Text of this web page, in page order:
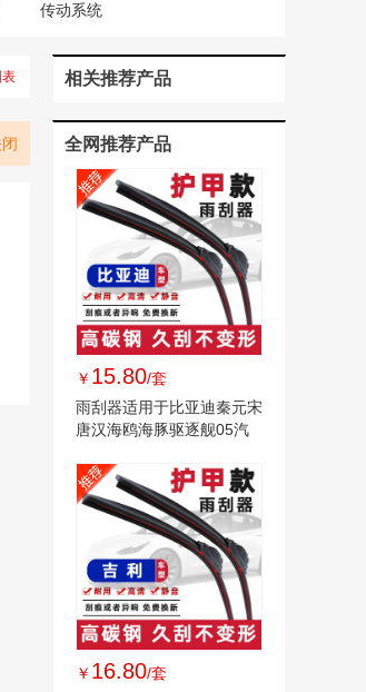
传动系统
相关推荐产品
全网推荐产品
￥ 15.80/套
雨刮器适用于比亚迪秦元宋
唐汉海鸥海豚驱逐舰05汽
￥ 16.80/套